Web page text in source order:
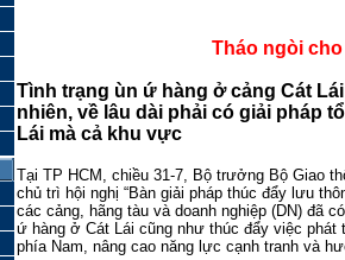
Tháo ngòi
Tình trạng ùn ứ hàng ở cảng Cát
nhiên, về lâu dài phải có giải pháp
Lái mà cả khu vực
Tại TP HCM, chiều 31-7, Bộ trưởng Bộ Giao
chủ trì hội nghị “Bàn giải pháp thúc đẩy lưu
các cảng, hãng tàu và doanh nghiệp (DN) đã
ứ hàng ở Cát Lái cũng như thúc đẩy việc
phía Nam, nâng cao năng lực cạnh tranh và